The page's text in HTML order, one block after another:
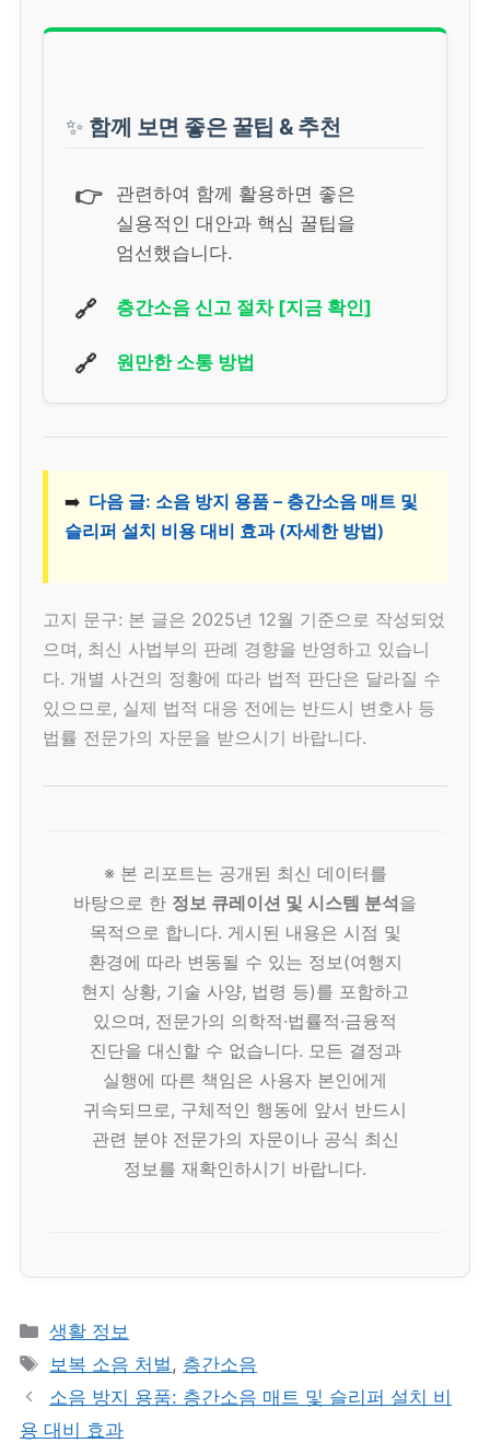
✨ 함께 보면 좋은 꿀팁 & 추천
👉
관련하여 함께 활용하면 좋은
실용적인 대안과 핵심 꿀팁을
엄선했습니다.
🔗 층간소음 신고 절차 [지금 확인]
🔗 원만한 소통 방법
➡️ 다음 글: 소음 방지 용품 – 층간소음 매트 및
슬리퍼 설치 비용 대비 효과 (자세한 방법)
고지 문구: 본 글은 2025년 12월 기준으로 작성되었
으며, 최신 사법부의 판례 경향을 반영하고 있습니
다. 개별 사건의 정황에 따라 법적 판단은 달라질 수
있으므로, 실제 법적 대응 전에는 반드시 변호사 등
법률 전문가의 자문을 받으시기 바랍니다.
※ 본 리포트는 공개된 최신 데이터를
바탕으로 한 정보 큐레이션 및 시스템 분석을
목적으로 합니다. 게시된 내용은 시점 및
환경에 따라 변동될 수 있는 정보(여행지
현지 상황, 기술 사양, 법령 등)를 포함하고
있으며, 전문가의 의학적·법률적·금융적
진단을 대신할 수 없습니다. 모든 결정과
실행에 따른 책임은 사용자 본인에게
귀속되므로, 구체적인 행동에 앞서 반드시
관련 분야 전문가의 자문이나 공식 최신
정보를 재확인하시기 바랍니다.
카
테
리
생활 정보
태
그
보복 소음 처벌, 층간소음
소음 방지 용품: 층간소음 매트 및 슬리퍼 설치 비
용 대비 효과